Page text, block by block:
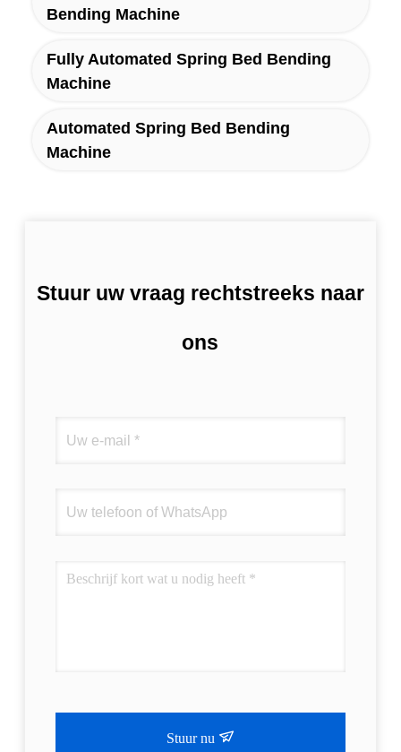
Bending Machine
Fully Automated Spring Bed Bending
Machine
Automated Spring Bed Bending
Machine
Stuur uw vraag rechtstreeks naar
ons
Stuur nu